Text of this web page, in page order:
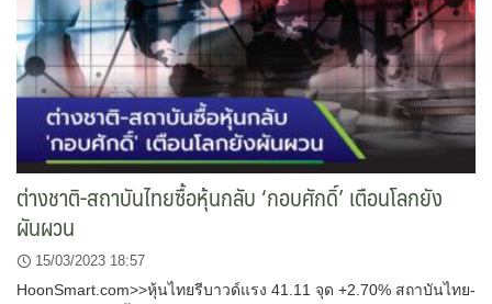
ต่างชาติ-สถาบันไทยซื้อหุ้นกลับ ‘กอบศักดิ์’ เตือนโลกยัง
ผันผวน
15/03/2023 18:57
HoonSmart.com>>หุ้นไทยรีบาวด์แรง 41.11 จุด +2.70% สถาบันไทย-